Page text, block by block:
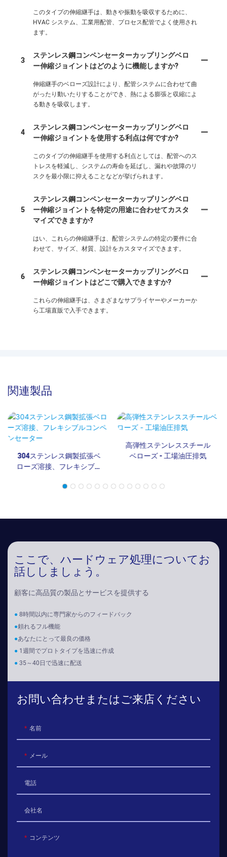
このタイプの伸縮継手は、動きや振動を吸収するために、
HVAC システム、工業用配管、プロセス配管でよく使用され
ます。
3
ステンレス鋼コンペンセーターカップリングベロ
ー伸縮ジョイントはどのように機能しますか?
伸縮継手のベローズ設計により、配管システムに合わせて曲
がったり動いたりすることができ、熱による膨張と収縮によ
る動きを吸収します。
4
ステンレス鋼コンペンセーターカップリングベロ
ー伸縮ジョイントを使用する利点は何ですか?
このタイプの伸縮継手を使用する利点としては、配管へのス
トレスを軽減し、システムの寿命を延ばし、漏れや故障のリ
スクを最小限に抑えることなどが挙げられます。
5
ステンレス鋼コンペンセーターカップリングベロ
ー伸縮ジョイントを特定の用途に合わせてカスタ
マイズできますか?
はい、これらの伸縮継手は、配管システムの特定の要件に合
わせて、サイズ、材質、設計をカスタマイズできます。
6
ステンレス鋼コンペンセーターカップリングベロ
ー伸縮ジョイントはどこで購入できますか?
これらの伸縮継手は、さまざまなサプライヤーやメーカーか
ら工場直販で入手できます。
関連製品
304ステンレス鋼製拡張ベ
ローズ溶接、フレキシブル
高弾性ステンレススチール
ベローズ - 工場油圧排気
ここで、ハードウェア処理についてお
話ししましょう。
顧客に高品質の製品とサービスを提供する
●8時間以内に専門家からのフィードバック
●頼れるフル機能
●あなたにとって最良の価格
● 1週間でプロトタイプを迅速に作成
●35～40日で迅速に配送
お問い合わせまたはご来店ください
名前
メール
電話
会社名
コンテンツ